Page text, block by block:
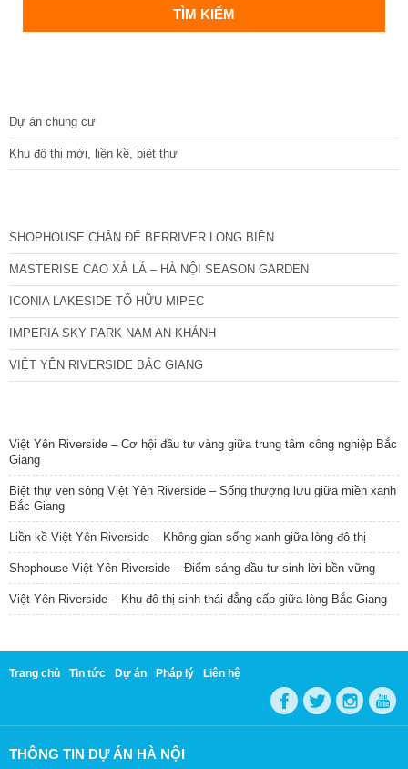
Dự án chung cư
Khu đô thị mới, liền kề, biệt thự
SHOPHOUSE CHÂN ĐẾ BERRIVER LONG BIÊN
MASTERISE CAO XÀ LÁ – HÀ NỘI SEASON GARDEN
ICONIA LAKESIDE TỐ HỮU MIPEC
IMPERIA SKY PARK NAM AN KHÁNH
VIỆT YÊN RIVERSIDE BẮC GIANG
Việt Yên Riverside – Cơ hội đầu tư vàng giữa trung tâm công nghiệp Bắc
Giang
Biệt thự ven sông Việt Yên Riverside – Sống thượng lưu giữa miền xanh
Bắc Giang
Liền kề Việt Yên Riverside – Không gian sống xanh giữa lòng đô thị
Shophouse Việt Yên Riverside – Điểm sáng đầu tư sinh lời bền vững
Việt Yên Riverside – Khu đô thị sinh thái đẳng cấp giữa lòng Bắc Giang
Trang chủ Tin tức Dự án Pháp lý Liên hệ
THÔNG TIN DỰ ÁN HÀ NỘI